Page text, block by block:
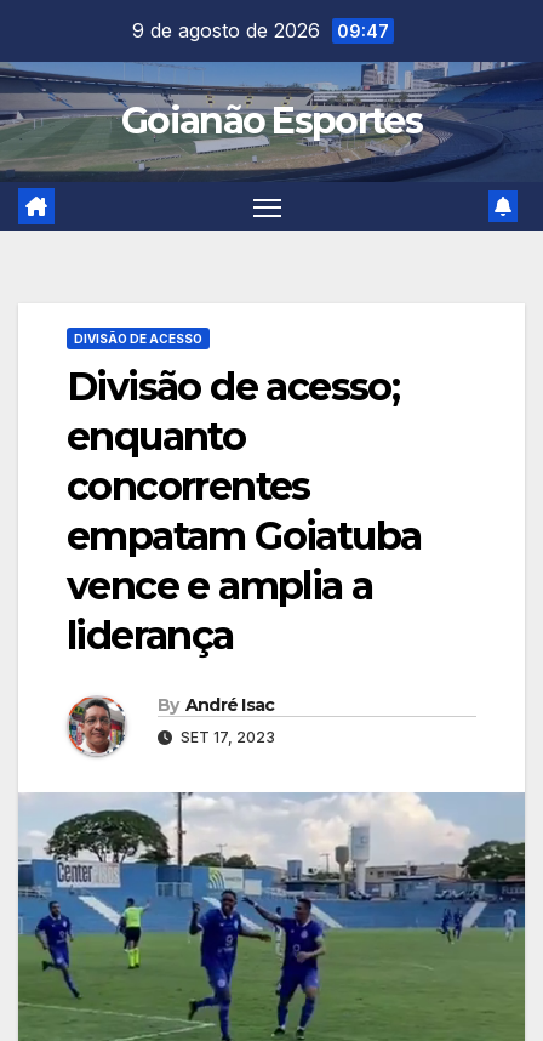
content
9 de agosto de 2026 09:47
Goianão Esportes
DIVISÃO DE ACESSO
Divisão de acesso;
enquanto
concorrentes
empatam Goiatuba
vence e amplia a
liderança
By André Isac
SET 17, 2023